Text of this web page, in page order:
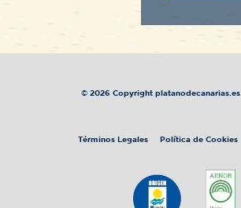
© 2026 Copyright platanodecanarias.es
Términos Legales Política de Cookies